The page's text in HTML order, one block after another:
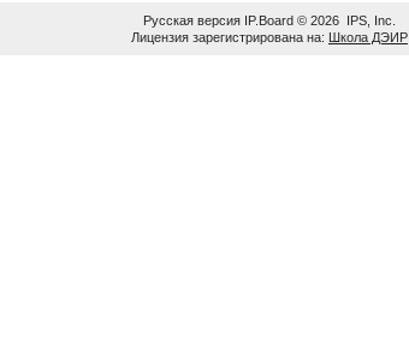
Русская версия IP.Board© 2026 IPS, Inc
Лицензия зарегистрирована на: Школа ДЭИР